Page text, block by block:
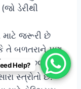
ડેરીથી
માટે જરૂરી છે
તે બળતરાને પણ
માછલી અને
સ્ત્રોતો છે.
Help?